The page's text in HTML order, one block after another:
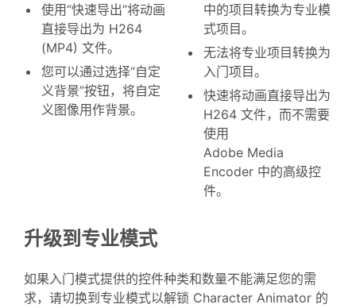
使用“快速导出”将动画
直接导出为 H264
(MP4) 文件。
您可以通过选择“自定
义背景”按钮，将自定
义图像用作背景。
中的项目转换为专业模
式项目。
无法将专业项目转换为
入门项目。
快速将动画直接导出为
H264 文件，而不需要
使用
Adobe Media
Encoder 中的高级控
件。
升级到专业模式
如果入门模式提供的控件种类和数量不能满足您的需
求，请切换到专业模式以解锁 Character Animator 的